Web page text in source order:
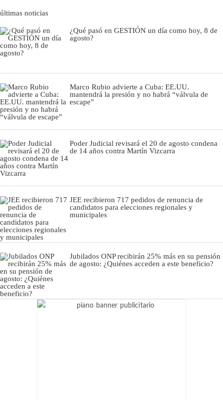
últimas noticias
¿Qué pasó en GESTIÓN un día como hoy, 8 de
agosto?
Marco Rubio advierte a Cuba: EE.UU.
mantendrá la presión y no habrá “válvula de
escape”
Poder Judicial revisará el 20 de agosto condena
de 14 años contra Martín Vizcarra
JEE recibieron 717 pedidos de renuncia de
candidatos para elecciones regionales y
municipales
Jubilados ONP recibirán 25% más en su pensión
de agosto: ¿Quiénes acceden a este beneficio?